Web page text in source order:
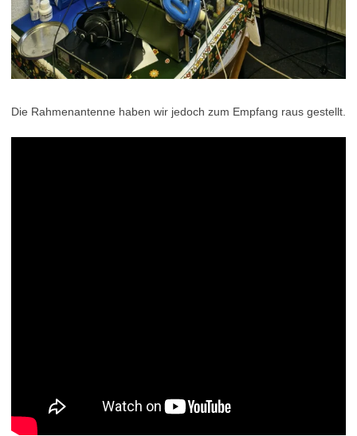
Die Rahmenantenne haben wir jedoch zum Empfang raus gestellt.